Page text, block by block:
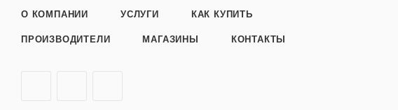
О КОМПАНИИ УСЛУГИ КАК КУПИТЬ
ПРОИЗВОДИТЕЛИ МАГАЗИНЫ КОНТАКТЫ